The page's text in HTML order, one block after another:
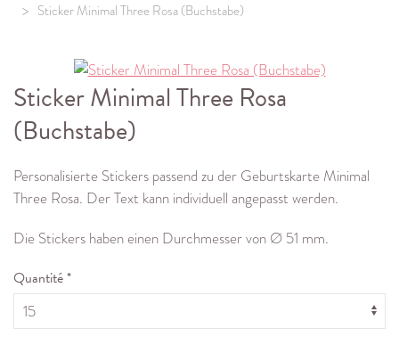
Sticker Minimal Three Rosa (Buchstabe)
Sticker Minimal Three Rosa
(Buchstabe)
Personalisierte Stickers passend zu der Geburtskarte Minimal
Three Rosa. Der Text kann individuell angepasst werden.
Die Stickers haben einen Durchmesser von Ø 51 mm.
Quantité *